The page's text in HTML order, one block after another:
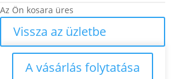
Az Ön kosara üres
Vissza az üzletbe
A vásárlás folytatása